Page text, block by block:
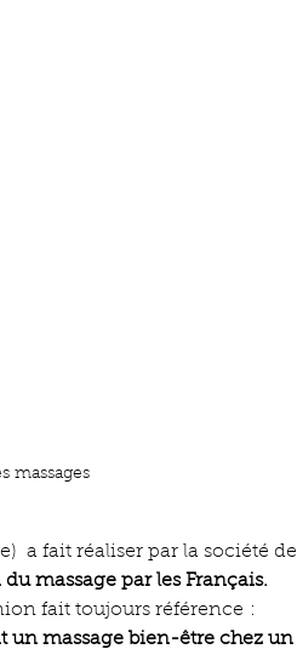
massages
a fait réaliser par la société de
massage par les Français.
fait toujours référence :
un massage bien-être chez un